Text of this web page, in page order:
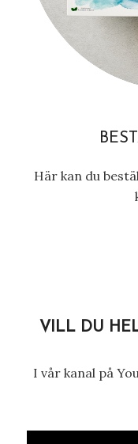
Här kan du
VILL DU
I vår kanal på